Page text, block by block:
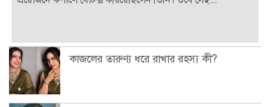
কাজলের তারুণ্য ধরে রাখার রহস্য কী?